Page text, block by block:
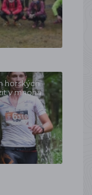
horských
v mnoha